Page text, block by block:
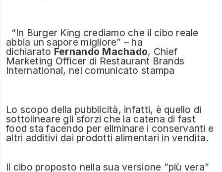
“In Burger King crediamo che il cibo reale
abbia un sapore migliore” – ha
dichiarato Fernando Machado, Chief
Marketing Officer di Restaurant Brands
International, nel comunicato stampa
Lo scopo della pubblicità, infatti, è quello di
sottolineare gli sforzi che la catena di fast
food sta facendo per eliminare i conservanti e
altri additivi dai prodotti alimentari in vendita.
Il cibo proposto nella sua versione ”più vera”